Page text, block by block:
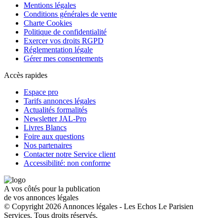
Mentions légales
Conditions générales de vente
Charte Cookies
Politique de confidentialité
Exercer vos droits RGPD
Réglementation légale
Gérer mes consentements
Accès rapides
Espace pro
Tarifs annonces légales
Actualités formalités
Newsletter JAL-Pro
Livres Blancs
Foire aux questions
Nos partenaires
Contacter notre Service client
Accessibilité: non conforme
A vos côtés pour la publication
de vos annonces légales
© Copyright 2026 Annonces légales - Les Echos Le Parisien
Services. Tous droits réservés.